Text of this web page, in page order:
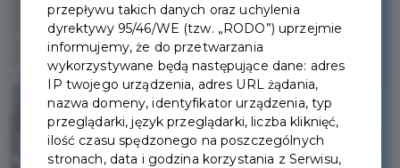
przepływu takich danych oraz uchylenia
dyrektywy 95/46/WE (tzw. „RODO”) uprzejmie
informujemy, że do przetwarzania
wykorzystywane będą następujące dane: adres
IP twojego urządzenia, adres URL żądania,
nazwa domeny, identyfikator urządzenia, typ
przeglądarki, język przeglądarki, liczba kliknięć,
ilość czasu spędzonego na poszczególnych
stronach, data i godzina korzystania z Serwisu,